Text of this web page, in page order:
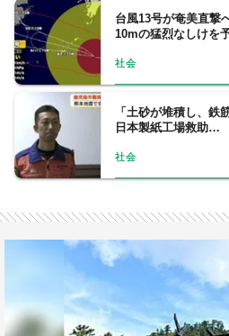
台風13号が奄美直
10mの猛烈なしけを
社会
「土砂が堆積し、
日本製紙工場救助…
社会